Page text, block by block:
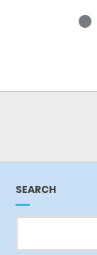
SEARCH